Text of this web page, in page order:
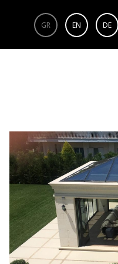
GR EN DE